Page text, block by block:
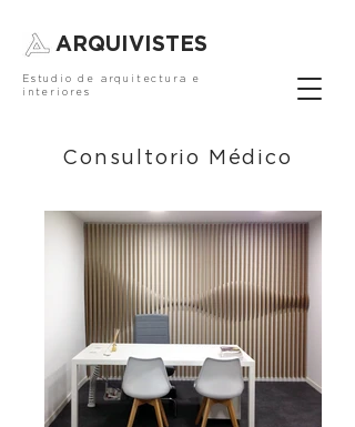
ARQUIVISTES
Estudio de arquitectura e
interiores
Consultorio Médico